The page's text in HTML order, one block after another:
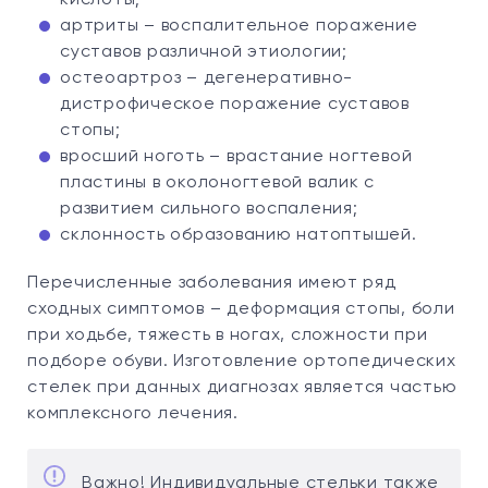
артриты – воспалительное поражение
суставов различной этиологии;
остеоартроз – дегенеративно-
дистрофическое поражение суставов
стопы;
вросший ноготь – врастание ногтевой
пластины в околоногтевой валик с
развитием сильного воспаления;
склонность образованию натоптышей.
Перечисленные заболевания имеют ряд
сходных симптомов – деформация стопы, боли
при ходьбе, тяжесть в ногах, сложности при
подборе обуви. Изготовление ортопедических
стелек при данных диагнозах является частью
комплексного лечения.
Важно! Индивидуальные стельки также